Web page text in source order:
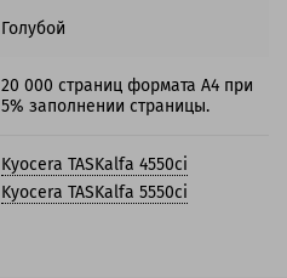
Голубой
20 000 страниц формата А4 при
5% заполнении страницы.
Kyocera TASKalfa 4550ci
Kyocera TASKalfa 5550ci